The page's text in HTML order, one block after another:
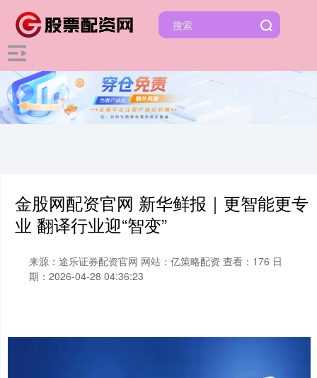
金股网配资官网 新华鲜报｜更智能更专
业 翻译行业迎“智变”
来源：途乐证券配资官网 网站：亿策略配资 查看：176 日
期：2026-04-28 04:36:23